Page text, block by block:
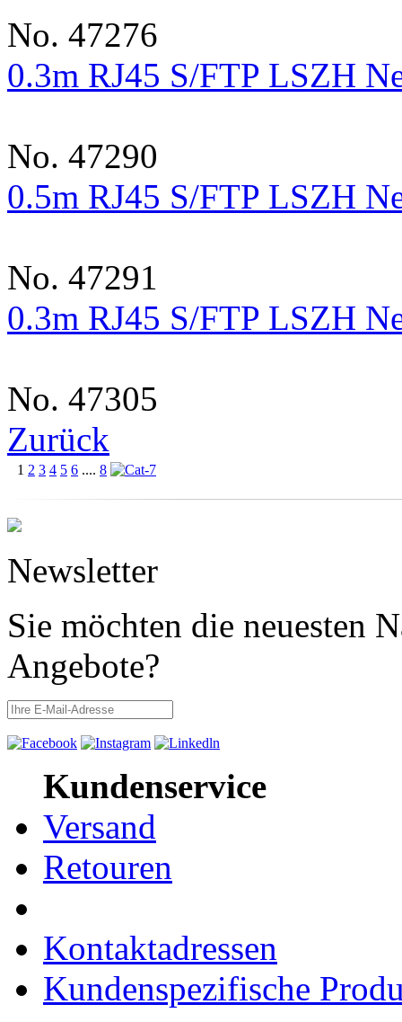
No. 47276
0.3m RJ45 S/FTP LSZH
No. 47290
0.5m RJ45 S/FTP LSZH
No. 47291
0.3m RJ45 S/FTP LSZH
No. 47305
Zurück
1 2 3 4 5 6 .... 8
Newsletter
Sie möchten die neuesten
Angebote?
Kundenservice
Versand
Retouren
Kontaktadressen
Kundenspezifische